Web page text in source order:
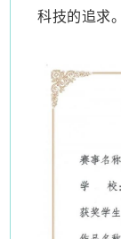
科技的追求。